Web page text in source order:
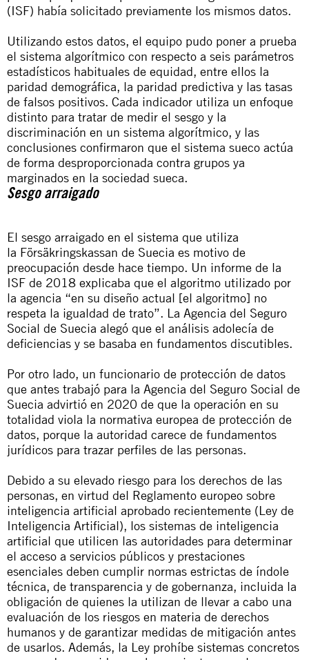
(ISF) había solicitado previamente los mismos datos.
Utilizando estos datos, el equipo pudo poner a prueba
el sistema algorítmico con respecto a seis parámetros
estadísticos habituales de equidad, entre ellos la
paridad demográfica, la paridad predictiva y las tasas
de falsos positivos. Cada indicador utiliza un enfoque
distinto para tratar de medir el sesgo y la
discriminación en un sistema algorítmico, y las
conclusiones confirmaron que el sistema sueco actúa
de forma desproporcionada contra grupos ya
marginados en la sociedad sueca.
Sesgo arraigado
El sesgo arraigado en el sistema que utiliza
la Försäkringskassan de Suecia es motivo de
preocupación desde hace tiempo. Un informe de la
ISF de 2018 explicaba que el algoritmo utilizado por
la agencia “en su diseño actual [el algoritmo] no
respeta la igualdad de trato”. La Agencia del Seguro
Social de Suecia alegó que el análisis adolecía de
deficiencias y se basaba en fundamentos discutibles.
Por otro lado, un funcionario de protección de datos
que antes trabajó para la Agencia del Seguro Social de
Suecia advirtió en 2020 de que la operación en su
totalidad viola la normativa europea de protección de
datos, porque la autoridad carece de fundamentos
jurídicos para trazar perfiles de las personas.
Debido a su elevado riesgo para los derechos de las
personas, en virtud del Reglamento europeo sobre
inteligencia artificial aprobado recientemente (Ley de
Inteligencia Artificial), los sistemas de inteligencia
artificial que utilicen las autoridades para determinar
el acceso a servicios públicos y prestaciones
esenciales deben cumplir normas estrictas de índole
técnica, de transparencia y de gobernanza, incluida la
obligación de quienes la utilizan de llevar a cabo una
evaluación de los riesgos en materia de derechos
humanos y de garantizar medidas de mitigación antes
de usarlos. Además, la Ley prohíbe sistemas concretos